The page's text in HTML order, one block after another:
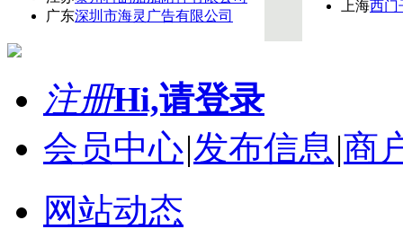
广东深圳市海灵广告有限公司
上海西门
注册Hi,请登录
会员中心|发布信息 |商
网站动态